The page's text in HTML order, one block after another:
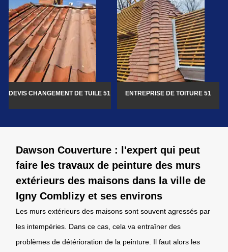
DEVIS CHANGEMENT DE TUILE 51 ENTREPRISE DE TOITURE 51
Dawson Couverture : l'expert qui peut
faire les travaux de peinture des murs
extérieurs des maisons dans la ville de
Igny Comblizy et ses environs
Les murs extérieurs des maisons sont souvent agressés par
les intempéries. Dans ce cas, cela va entraîner des
problèmes de détérioration de la peinture. Il faut alors les